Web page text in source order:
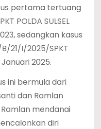
pertama tertuang
POLDA SULSEL
sedangkan kasus
21/I/2025/SPKT
Januari 2025.
ini bermula dari
dan Ramlan
mendanai
diri